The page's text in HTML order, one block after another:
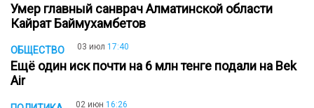
Умер главный санврач Алматинской области
Кайрат Баймухамбетов
ОБЩЕСТВО 03 июл 17:40
Ещё один иск почти на 6 млн тенге подали на Bek
Air
02 июн 16:26